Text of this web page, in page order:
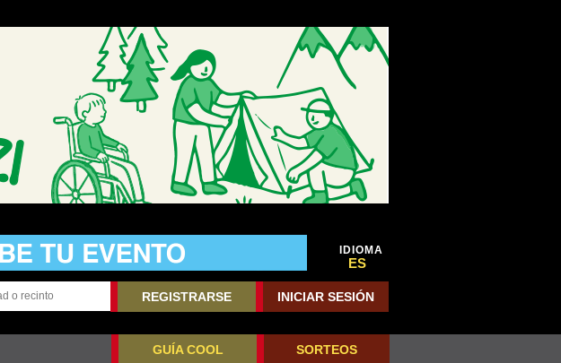
IDIOMA
ES
REGISTRARSE INICIAR SESIÓN
GUÍA COOL SORTEOS